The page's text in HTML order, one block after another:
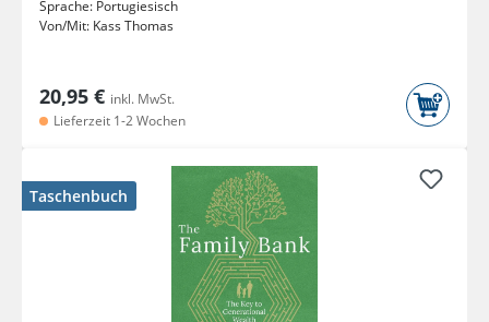
Sprache: Portugiesisch
Von/Mit: Kass Thomas
20,95 € inkl. MwSt.
Lieferzeit 1-2 Wochen
Taschenbuch